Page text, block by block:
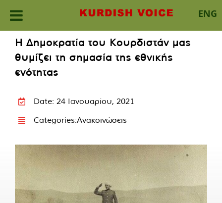
ENG
content
Η Δημοκρατία του Κουρδιστάν μας
θυμίζει τη σημασία της εθνικής
ενότητας
Date: 24 Ιανουαρίου, 2021
Categories:Ανακοινώσεις